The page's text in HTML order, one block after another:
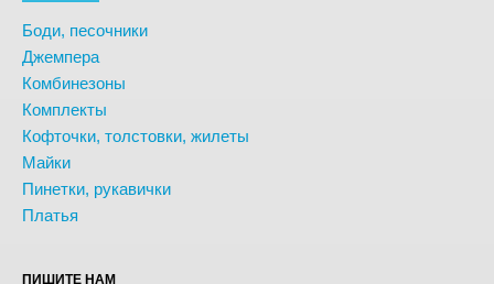
Боди, песочники
Джемпера
Комбинезоны
Комплекты
Кофточки, толстовки, жилеты
Майки
Пинетки, рукавички
Платья
ПИШИТЕ НАМ